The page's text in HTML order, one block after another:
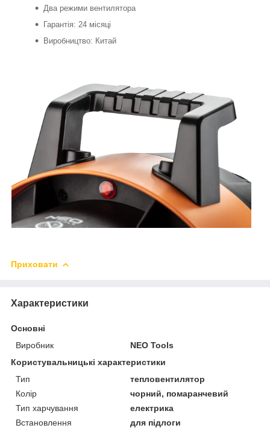
Два режими вентилятора
Гарантія: 24 місяці
Виробництво: Китай
Приховати
Характеристики
Основні
Виробник
NEO Tools
Користувальницькі характеристики
Тип
тепловентилятор
Колір
чорний, помаранчевий
Тип харчування
електрика
Встановлення
для підлоги